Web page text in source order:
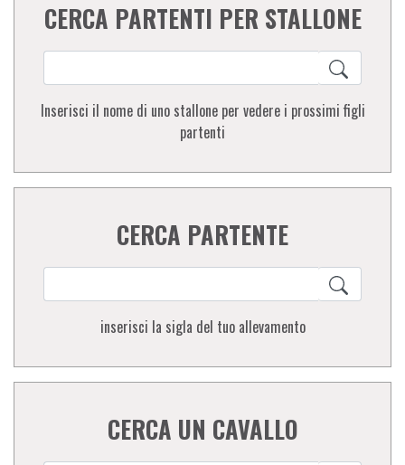
CERCA PARTENTI PER STALLONE
Inserisci il nome di uno stallone per vedere i prossimi figli
partenti
CERCA PARTENTE
inserisci la sigla del tuo allevamento
CERCA UN CAVALLO